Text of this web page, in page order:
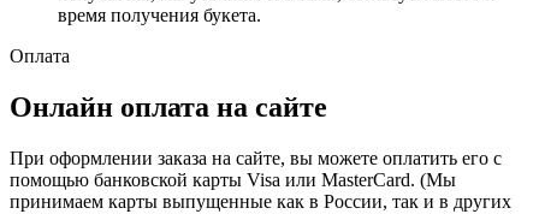
время получения букета.
Оплата
Онлайн оплата на сайте
При оформлении заказа на сайте, вы можете оплатить его с
помощью банковской карты Visa или MasterCard. (Мы
принимаем карты выпущенные как в России, так и в других